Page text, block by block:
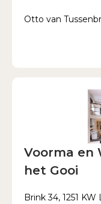
Otto van
Voorma en
het Gooi
Brink 34, 1251 KW